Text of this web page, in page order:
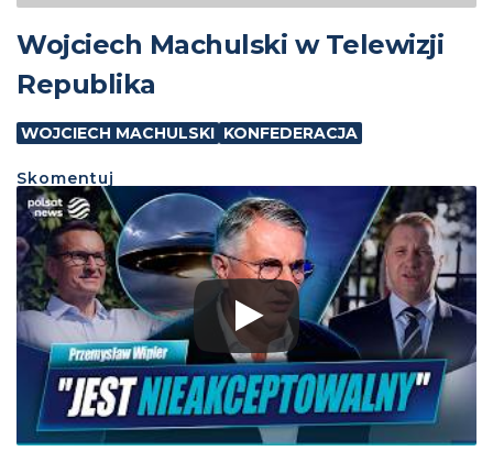
Wojciech Machulski w Telewizji
Republika
WOJCIECH MACHULSKI KONFEDERACJA
Skomentuj